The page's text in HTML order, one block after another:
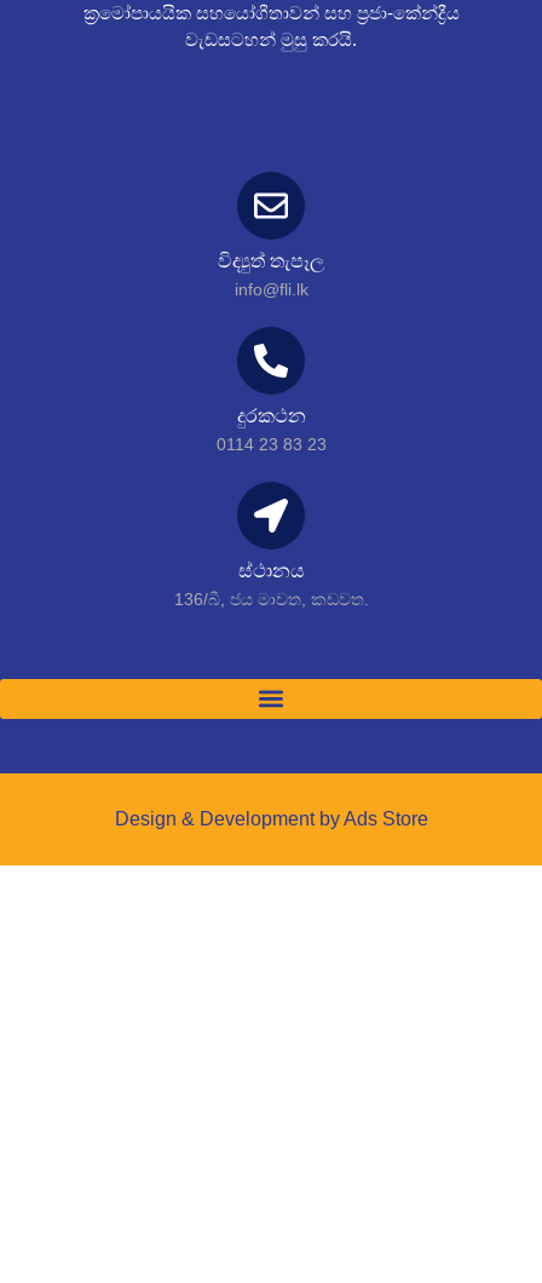
ක්‍රමෝපායයික සහයෝගීතාවන් සහ ප්‍රජා-කේන්ද්‍රීය
වැඩසටහන් මුසු කරයි.
විද්‍යුත් තැපෑල
info@fli.lk
දුරකථන
0114 23 83 23
ස්ථානය
136/බී, ජය මාවත, කඩවත.
Design & Development by Ads Store